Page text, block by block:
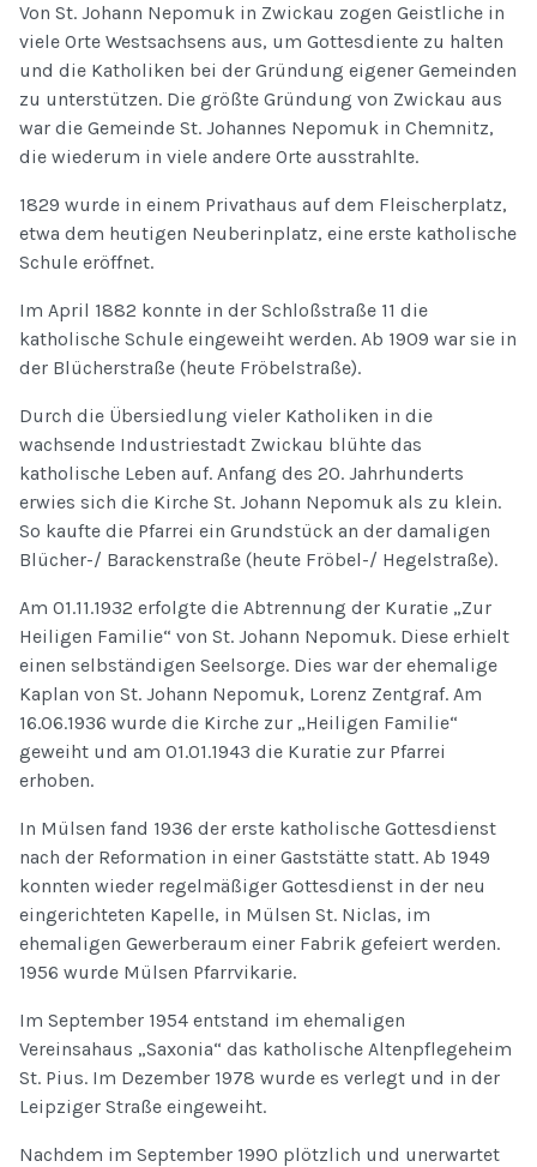
Von St. Johann Nepomuk in Zwickau zogen Geistliche in
viele Orte Westsachsens aus, um Gottesdiente zu halten
und die Katholiken bei der Gründung eigener Gemeinden
zu unterstützen. Die größte Gründung von Zwickau aus
war die Gemeinde St. Johannes Nepomuk in Chemnitz,
die wiederum in viele andere Orte ausstrahlte.
1829 wurde in einem Privathaus auf dem Fleischerplatz,
etwa dem heutigen Neuberinplatz, eine erste katholische
Schule eröffnet.
Im April 1882 konnte in der Schloßstraße 11 die
katholische Schule eingeweiht werden. Ab 1909 war sie in
der Blücherstraße (heute Fröbelstraße).
Durch die Übersiedlung vieler Katholiken in die
wachsende Industriestadt Zwickau blühte das
katholische Leben auf. Anfang des 20. Jahrhunderts
erwies sich die Kirche St. Johann Nepomuk als zu klein.
So kaufte die Pfarrei ein Grundstück an der damaligen
Blücher-/ Barackenstraße (heute Fröbel-/ Hegelstraße).
Am 01.11.1932 erfolgte die Abtrennung der Kuratie „Zur
Heiligen Familie“ von St. Johann Nepomuk. Diese erhielt
einen selbständigen Seelsorge. Dies war der ehemalige
Kaplan von St. Johann Nepomuk, Lorenz Zentgraf. Am
16.06.1936 wurde die Kirche zur „Heiligen Familie“
geweiht und am 01.01.1943 die Kuratie zur Pfarrei
erhoben.
In Mülsen fand 1936 der erste katholische Gottesdienst
nach der Reformation in einer Gaststätte statt. Ab 1949
konnten wieder regelmäßiger Gottesdienst in der neu
eingerichteten Kapelle, in Mülsen St. Niclas, im
ehemaligen Gewerberaum einer Fabrik gefeiert werden.
1956 wurde Mülsen Pfarrvikarie.
Im September 1954 entstand im ehemaligen
Vereinsahaus „Saxonia“ das katholische Altenpflegeheim
St. Pius. Im Dezember 1978 wurde es verlegt und in der
Leipziger Straße eingeweiht.
Nachdem im September 1990 plötzlich und unerwartet